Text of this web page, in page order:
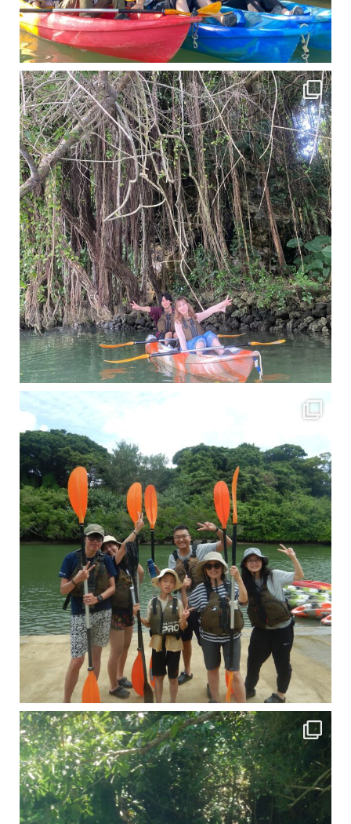
11月となり沖縄も寒くなってきましたが まだまだ沖縄は半袖です
この時期は、修学旅行
梅雨真っ只中の沖縄ですが 今日もカンカンに晴れてくれました！！
今日は満潮だっ
引き潮だったの